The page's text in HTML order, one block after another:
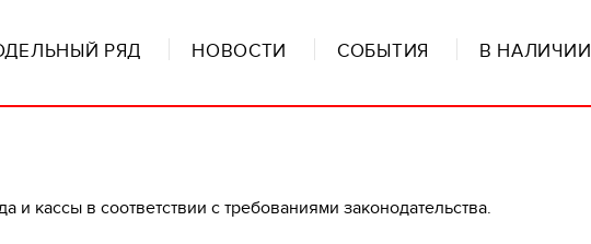
РЯД НОВОСТИ СОБЫТИЯ В НАЛИЧИИ
и кассы в соответствии с требованиями законодательства.